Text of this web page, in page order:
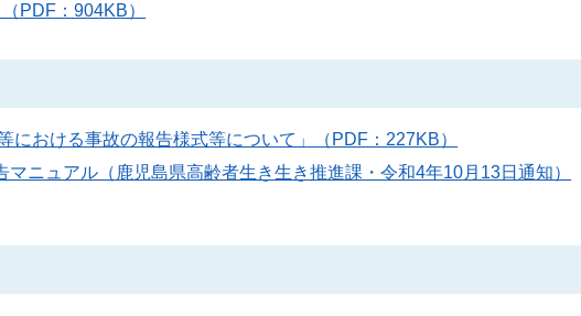
PDF：904KB）
における事故の報告様式等について」（PDF：227KB）
ニュアル（鹿児島県高齢者生き生き推進課・令和4年10月13日通知）